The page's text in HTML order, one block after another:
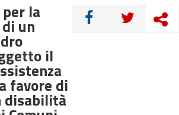
CONDIVIDI
la
un
il
favore di
disabilità